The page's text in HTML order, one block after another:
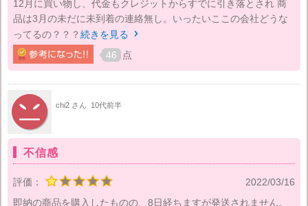
12月に買い物し、代金もクレジットからすでに引き落とされ 商
品は3月の未だに未到着の連絡無し。いったいここの会社どうな
ってるの？？？続きを見る 
46 点
chi2 さん 10代前半
不信感
評価：
2022/03/16
即納の商品を購入したものの、8日経ちますが発送されません。